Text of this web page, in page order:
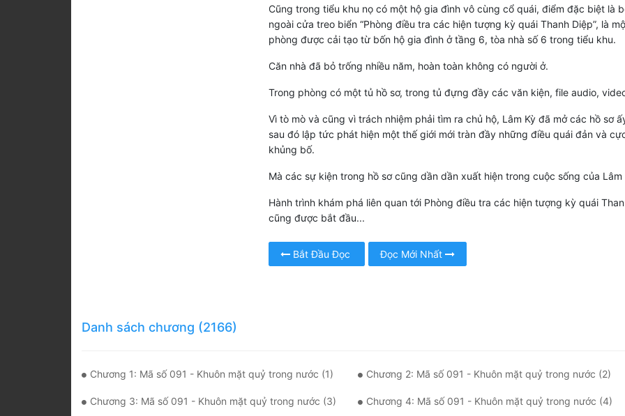
Cũng trong tiểu khu nọ có một hộ gia đình vô cùng cổ quái, điểm đặc biệt là
ngoài cửa treo biển “Phòng điều tra các hiện tượng kỳ quái Thanh Diệp”, là
phòng được cải tạo từ bốn hộ gia đình ở tầng 6, tòa nhà số 6 trong tiểu khu.
Căn nhà đã bỏ trống nhiều năm, hoàn toàn không có người ở.
Trong phòng có một tủ hồ sơ, trong tủ đựng đầy các văn kiện, file audio,
Vì tò mò và cũng vì trách nhiệm phải tìm ra chủ hộ, Lâm Kỳ đã mở các hồ sơ
sau đó lập tức phát hiện một thế giới mới tràn đầy những điều quái đản và
khủng bố.
Mà các sự kiện trong hồ sơ cũng dần dần xuất hiện trong cuộc sống của Lâm
Hành trình khám phá liên quan tới Phòng điều tra các hiện tượng kỳ quái
cũng được bắt đầu...
Bắt Đầu Đọc Đọc Mới Nhất
Danh sách chương (2166)
Chương 1: Mã số 091 - Khuôn mặt quỷ trong nước (1) Chương 2: Mã số 091 - Khuôn mặt quỷ trong nước (2)
Chương 3: Mã số 091 - Khuôn mặt quỷ trong nước (3) Chương 4: Mã số 091 - Khuôn mặt quỷ trong nước (4)